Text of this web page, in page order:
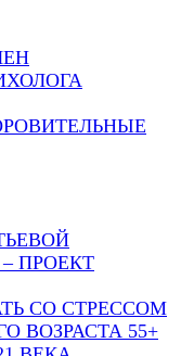
ПРОЕКТ
СО СТРЕССОМ
ВОЗРАСТА 55+